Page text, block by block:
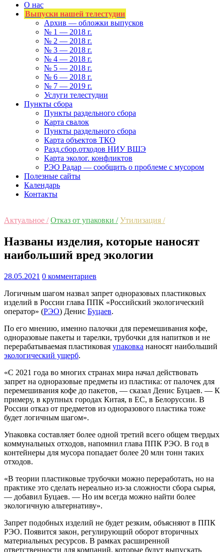
О нас
Выпуски нашей телестудии
Архив — обложки выпусков
№ 1 — 2018 г.
№ 2 — 2018 г.
№ 3 — 2018 г.
№ 4 — 2018 г.
№ 5 — 2018 г.
№ 6 — 2018 г.
№ 7 — 2019 г.
Услуги телестудии
Пункты сбора
Пункты раздельного сбора
Карта свалок
Пункты раздельного сбора
Карта объектов ТКО
Разд.сбор.отходов НИУ ВШЭ
Карта эколог. конфликтов
РЭО Радар — сообщить о проблеме с мусором
Полезные сайты
Календарь
Контакты
Актуальное / Отказ от упаковки / Утилизация /
Названы изделия, которые наносят
наибольший вред экологии
28.05.2021 0 комментариев
Логичным шагом назвал запрет одноразовых пластиковых
изделий в России глава ППК «Российский экологический
оператор» (РЭО) Денис Буцаев.
По его мнению, именно палочки для перемешивания кофе,
одноразовые пакеты и тарелки, трубочки для напитков и не
перерабатываемая пластиковая упаковка наносят наибольший
экологический ущерб.
«C 2021 года во многих странах мира начал действовать
запрет на одноразовые предметы из пластика: от палочек для
перемешивания кофе до пакетов, — сказал Денис Буцаев. — К
примеру, в крупных городах Китая, в ЕС, в Белоруссии. В
России отказ от предметов из одноразового пластика тоже
будет логичным шагом».
Упаковка составляет более одной третий всего общем твердых
коммунальных отходов, напомнил глава ППК РЭО. В год в
контейнеры для мусора попадает более 20 млн тонн таких
отходов.
«В теории пластиковые трубочки можно переработать, но на
практике это сделать нереально из-за сложности сбора сырья,
— добавил Буцаев. — Но им всегда можно найти более
экологичную альтернативу».
Запрет подобных изделий не будет резким, объясняют в ППК
РЭО. Появится закон, регулирующий оборот вторичных
материальных ресурсов. В рамках расширенной
ответственности для компаний, которые будут выпускать